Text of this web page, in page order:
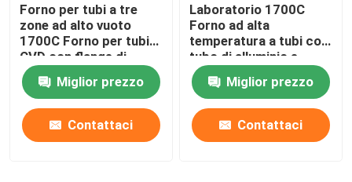
Forno per tubi a tre
zone ad alto vuoto
1700C Forno per tubi
CVD con flange di
raffreddamento ad
acqua Miglior prezzo
Contattaci
Laboratorio 1700C
Forno ad alta
temperatura a tubi con
tubo di alluminio e
flange di sigillamento
Miglior prezzo
Contattaci